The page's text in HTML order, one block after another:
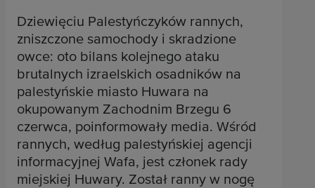
Dziewięciu Palestyńczyków rannych,
zniszczone samochody i skradzione
owce: oto bilans kolejnego ataku
brutalnych izraelskich osadników na
palestyńskie miasto Huwara na
okupowanym Zachodnim Brzegu 6
czerwca, poinformowały media. Wśród
rannych, według palestyńskiej agencji
informacyjnej Wafa, jest członek rady
miejskiej Huwary. Został ranny w nogę